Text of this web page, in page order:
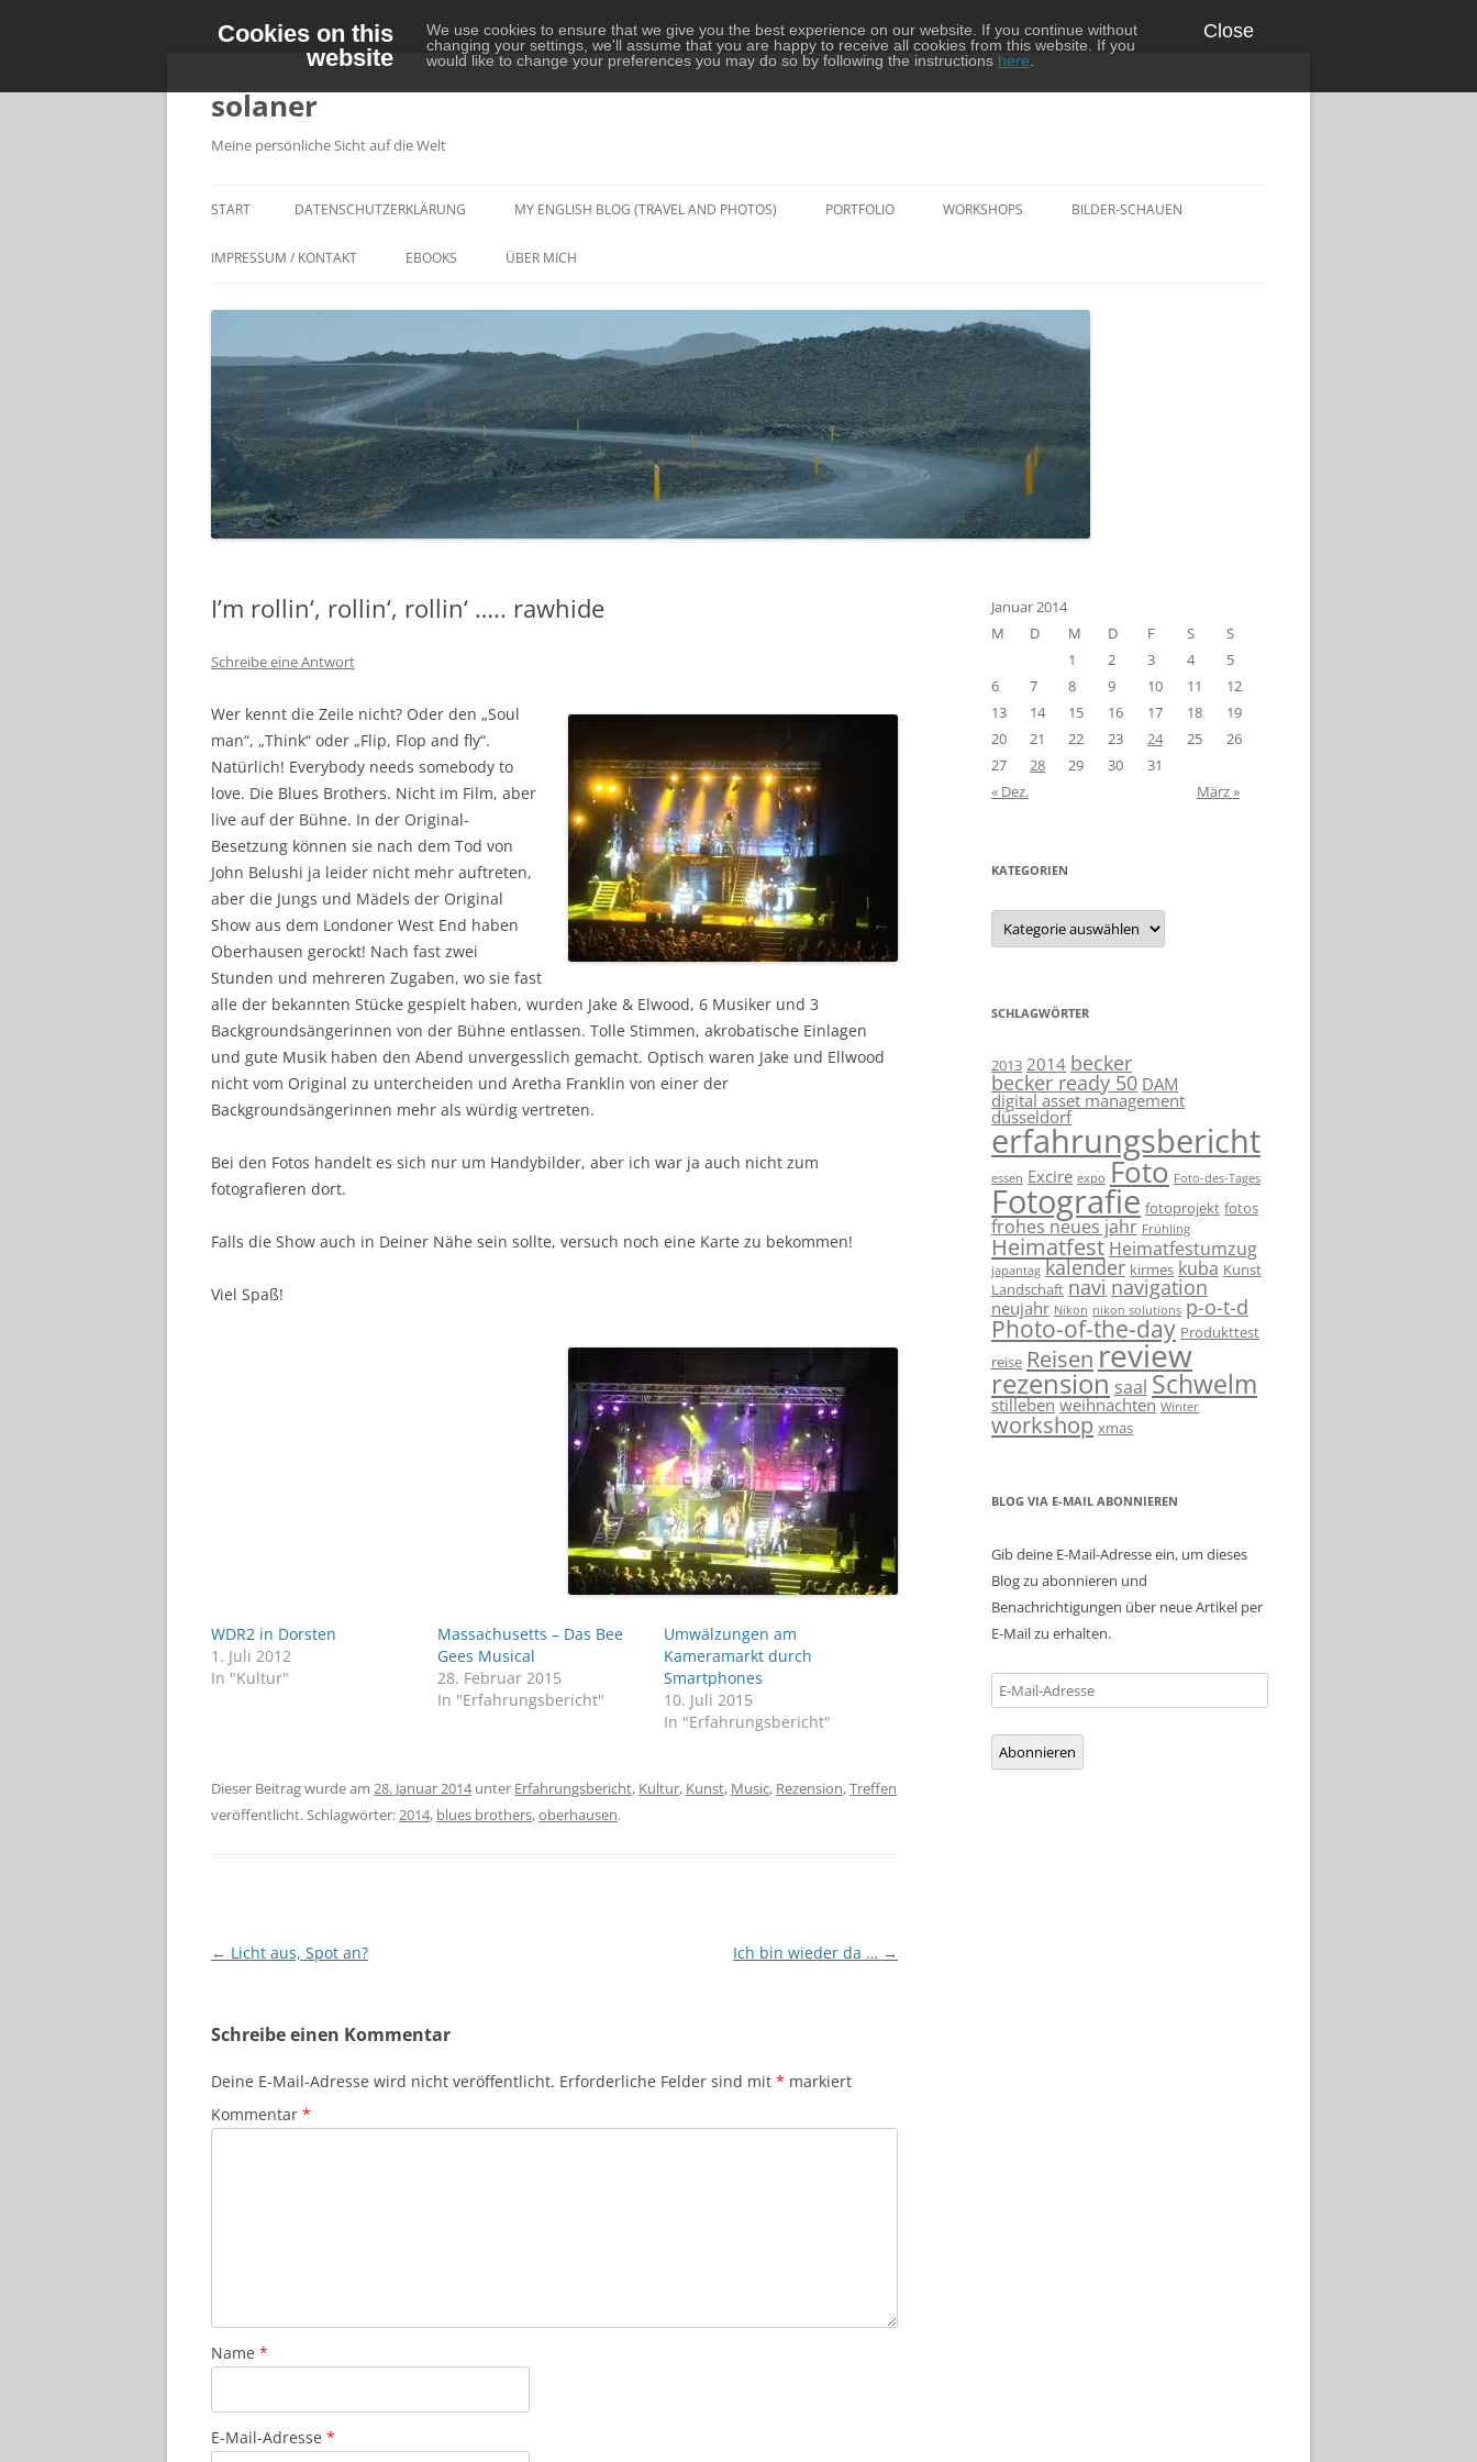
Cookies on this
website
We use cookies to ensure that we give you the best experience on our website. If you continue without
changing your settings, we'll assume that you are happy to receive all cookies from this website. If you
would like to change your preferences you may do so by following the instructions here
Close
springen
solaner
Meine persönliche Sicht auf die Welt
START DATENSCHUTZERKLÄRUNG MY ENGLISH BLOG (TRAVEL AND PHOTOS) PORTFOLIO
PORTRAIT-FOTOGRAFIE
KONZERTE
WORKSHOPS BILDER-SCHAUEN
IMPRESSUM / KONTAKT EBOOKS ÜBER MICH
I’m rollin‘, rollin‘, rollin‘ ….. rawhide
Schreibe eine Antwort
Wer kennt die Zeile nicht? Oder den „Soul
man“, „Think“ oder „Flip, Flop and fly“.
Natürlich! Everybody needs somebody to
love. Die Blues Brothers. Nicht im Film, aber
live auf der Bühne. In der Original-
Besetzung können sie nach dem Tod von
John Belushi ja leider nicht mehr auftreten,
aber die Jungs und Mädels der Original
Show aus dem Londoner West End haben
Oberhausen gerockt! Nach fast zwei
Stunden und mehreren Zugaben, wo sie fast
alle der bekannten Stücke gespielt haben, wurden Jake & Elwood, 6 Musiker und 3
Backgroundsängerinnen von der Bühne entlassen. Tolle Stimmen, akrobatische Einlagen
und gute Musik haben den Abend unvergesslich gemacht. Optisch waren Jake und Ellwood
nicht vom Original zu untercheiden und Aretha Franklin von einer der
Backgroundsängerinnen mehr als würdig vertreten.
Bei den Fotos handelt es sich nur um Handybilder, aber ich war ja auch nicht zum
fotografieren dort.
Falls die Show auch in Deiner Nähe sein sollte, versuch noch eine Karte zu bekommen!
Viel Spaß!
WDR2 in Dorsten
1. Juli 2012
In "Kultur"
Massachusetts – Das Bee
Gees Musical
28. Februar 2015
In "Erfahrungsbericht"
Umwälzungen am
Kameramarkt durch
Smartphones
10. Juli 2015
In "Erfahrungsbericht"
Dieser Beitrag wurde am 28. Januar 2014unter Erfahrungsbericht, Kultur, Kunst, Music, Rezension,Treffen
veröffentlicht. Schlagwörter:2014, blues brothers,oberhausen.
Beitragsnavigation
← Licht aus, Spot an? Ich bin wieder da … →
Schreibe einen Kommentar
Deine E-Mail-Adresse wird nicht veröffentlicht. Erforderliche Felder sind mit * markiert
Kommentar *
Name *
E-Mail-Adresse *
Januar 2014
M
D M D F S
S
1
2 3 4
5
6
7 8 9 10 11
12
13
14 15 16 17 18
19
20
21 22 23 24 25
26
27
28 29 30
31
« Dez.
März »
KATEGORIEN
Kategorien
SCHLAGWÖRTER
2013 2014 becker
becker ready 50 DAM
digital asset management
düsseldorf
erfahrungsbericht
essen Excire expo Foto Foto-des-Tages
Fotografie fotoprojekt fotos
frohes neues jahr Frühling
Heimatfest Heimatfestumzug
japantag kalender kirmes kuba Kunst
Landschaft navinavigation
neujahr Nikon nikon solutions p-o-t-d
Photo-of-the-day Produkttest
reise Reisenreview
rezension saal Schwelm
stilleben weihnachten Winter
workshop xmas
BLOG VIA E-MAIL ABONNIEREN
Gib deine E-Mail-Adresse ein, um dieses
Blog zu abonnieren und
Benachrichtigungen über neue Artikel per
E-Mail zu erhalten.
E-
Mail-
Adresse
Abonnieren